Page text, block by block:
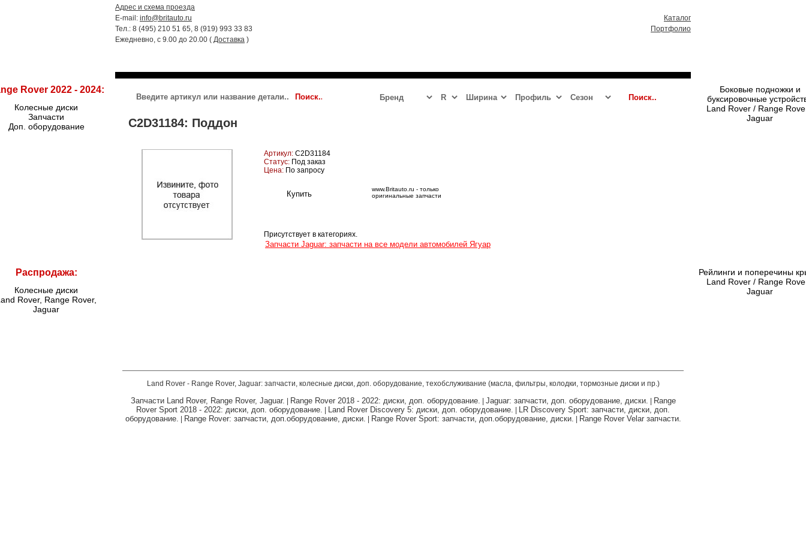
Адрес и схема проезда
E-mail: info@britauto.ru
Тел.: 8 (495) 210 51 65, 8 (919) 993 33 83
Ежедневно, с 9.00 до 20.00 ( Доставка )
Каталог
Портфолио
Боковые подножки и
буксировочные
Land Rover / Range
Jaguar
Рейлинги и поперечины
Land Rover / Range
Jaguar
Rover 2022 - 2024:
Колесные диски
Запчасти
Доп. оборудование
Распродажа:
Колесные диски
Rover, Range Rover,
Jaguar
C2D31184: Поддон
Артикул: C2D31184
Статус: Под заказ
Цена: По запросу
www.Britauto.ru - только
оригинальные запчасти
Присутствует в категориях.
Запчасти Jaguar: запчасти на все модели автомобилей Ягуар
Land Rover - Range Rover, Jaguar: запчасти, колесные диски, доп. оборудование, техобслуживание (масла, фильтры, колодки, тормозные диски и пр.)
Запчасти Land Rover, Range Rover, Jaguar. Range Rover 2018 - 2022: диски, доп. оборудование. Jaguar: запчасти, доп. оборудование, диски.
Range
Rover Sport 2018 - 2022: диски, доп. оборудование.
Land Rover Discovery 5: диски, доп. оборудование.
LR Discovery Sport: запчасти, диски, доп.
оборудование.
Range Rover: запчасти, доп.оборудование, диски. Range Rover Sport: запчасти, доп.оборудование, диски. Range Rover Velar запчасти.